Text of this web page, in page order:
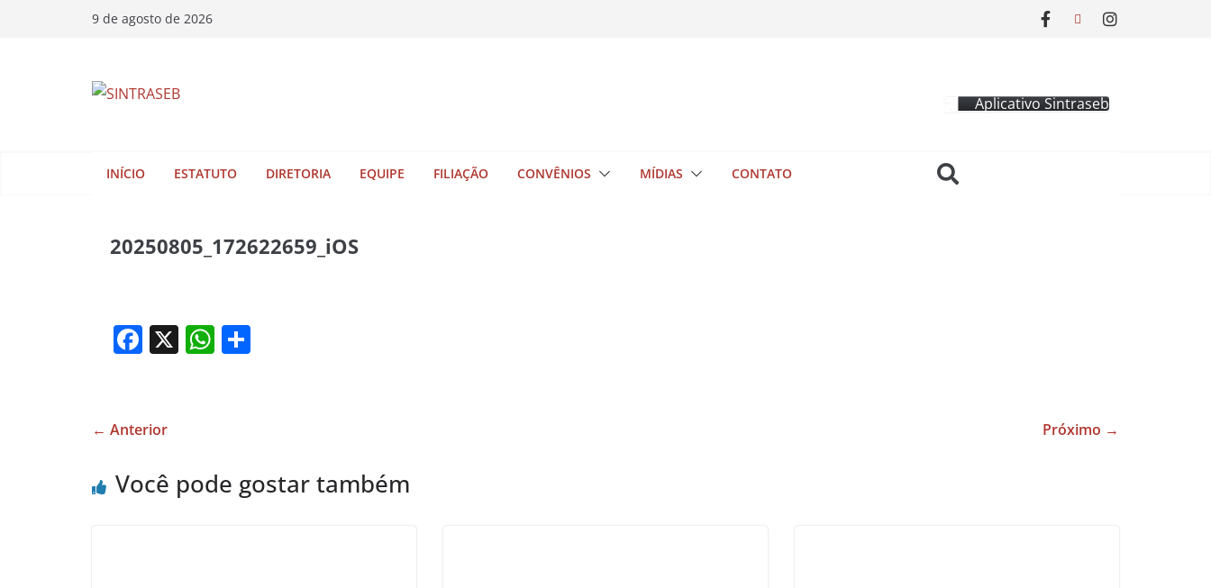
9 de agosto de 2026
Aplicativo Sintraseb
INÍCIO ESTATUTO DIRETORIA EQUIPE FILIAÇÃO CONVÊNIOS MÍDIAS CONTATO
20250805_172622659_iOS
F
e
o
X W
p
← Anterior Próximo →
Você pode gostar também